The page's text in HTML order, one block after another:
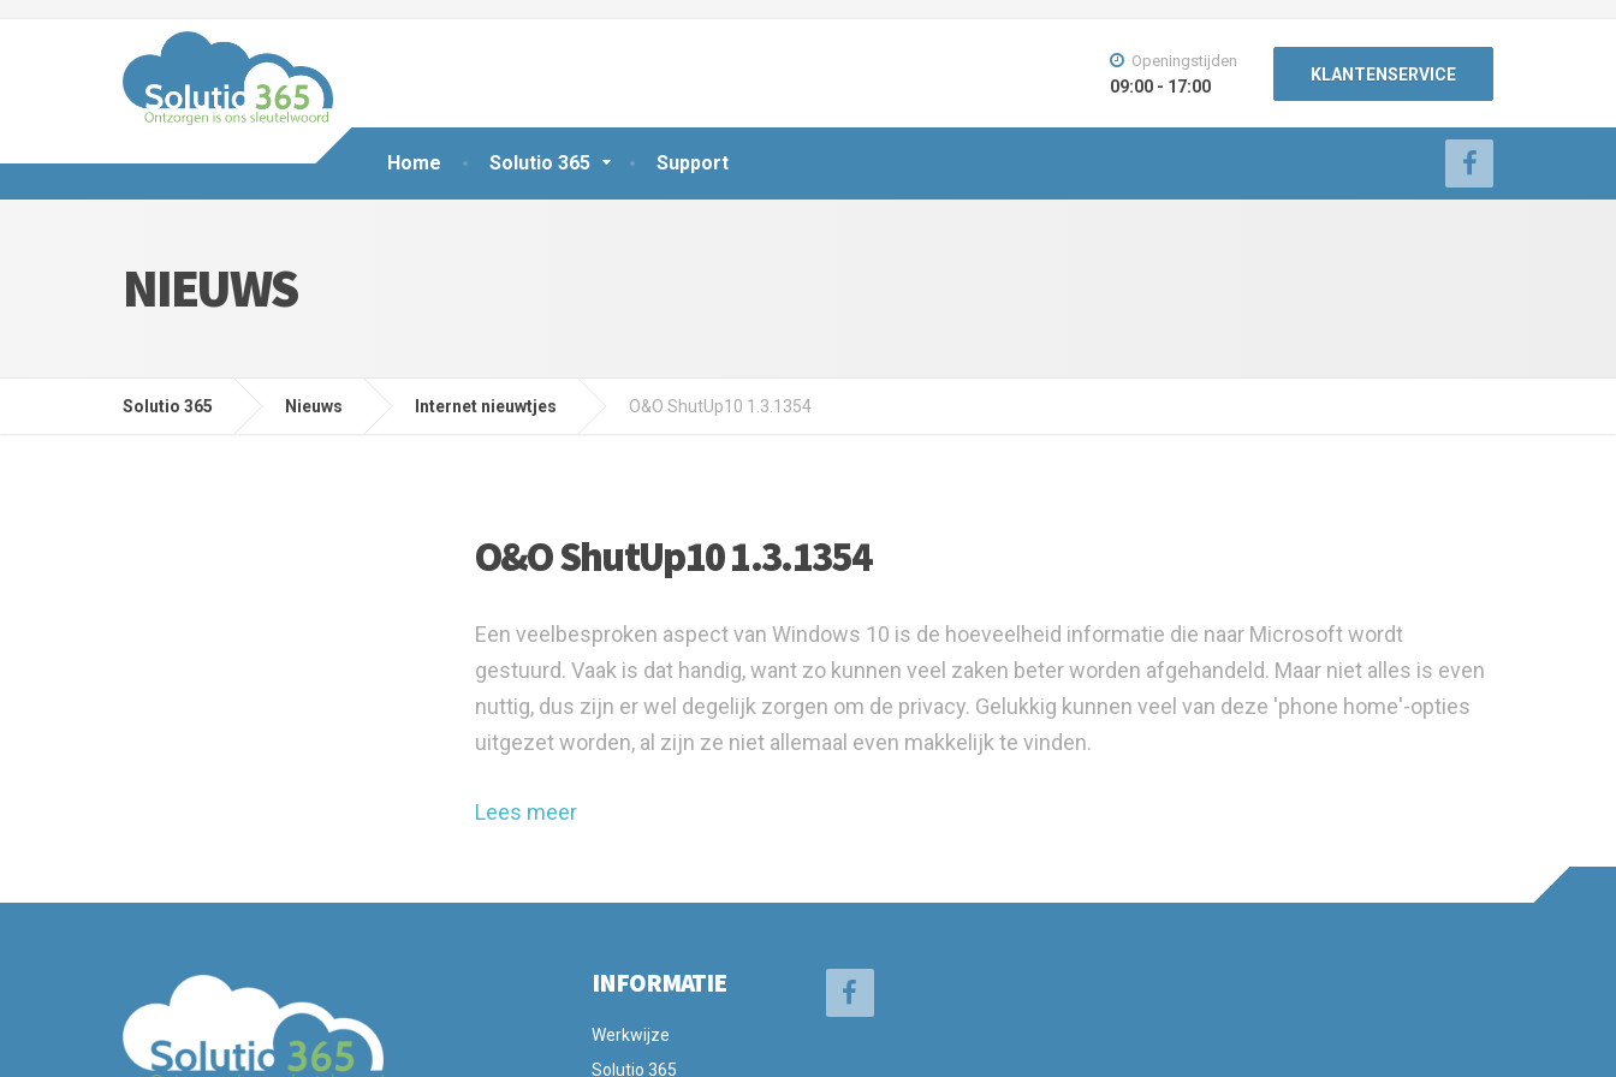
Home Solutio 365 Support
Openingstijden
09:00 - 17:00
KLANTENSERVICE
NIEUWS
Solutio 365 Nieuws Internet nieuwtjes O&O ShutUp10 1.3.1354
O&O ShutUp10 1.3.1354
Een veelbesproken aspect van Windows 10 is de hoeveelheid informatie die naar Microsoft wordt
gestuurd. Vaak is dat handig, want zo kunnen veel zaken beter worden afgehandeld. Maar niet alles is even
nuttig, dus zijn er wel degelijk zorgen om de privacy. Gelukkig kunnen veel van deze 'phone home'-opties
uitgezet worden, al zijn ze niet allemaal even makkelijk te vinden.
Lees meer
INFORMATIE
Werkwijze
Solutio 365